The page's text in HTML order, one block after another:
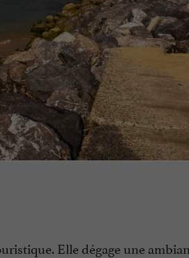
Elle dégage une